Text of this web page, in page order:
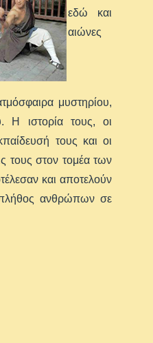
εδώ και
αιώνες
μυστηρίου,
Η ιστορία τους, οι
τους και οι
τους στον τομέα των
και αποτελούν
ανθρώπων σε